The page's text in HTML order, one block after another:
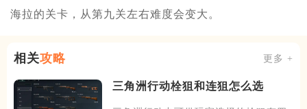
海拉的关卡，从第九关左右难度会变大。
相关攻略 更多 +
三角洲行动栓狙和连狙怎么选